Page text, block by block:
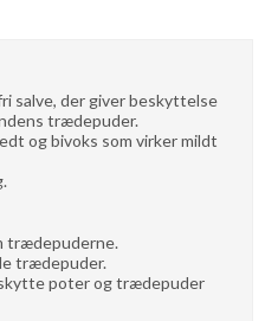
salve, der giver beskyttelse
trædepuder.
og bivoks som virker mildt
trædepuderne.
trædepuder.
poter og trædepuder